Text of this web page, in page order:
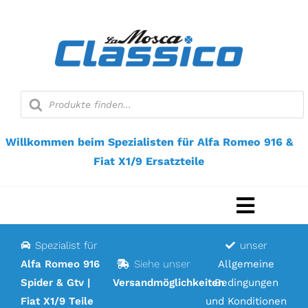
Suche
nach
Produkten
Willkommen beim Spezialisten für Alfa Romeo 916 &
Fiat X1/9 Ersatzteile
Webshop
Spezialist für
Alfa Romeo 916
Spider & Gtv |
Fiat X1/9 Teile
Siehe unser
Versandmöglichkeiten
unser
Allgemeine
Bedingungen
und Konditionen